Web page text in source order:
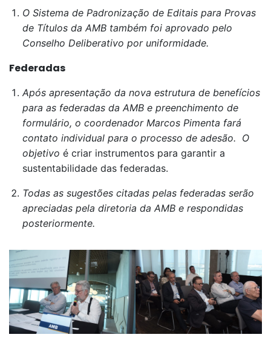
O Sistema de Padronização de Editais para Provas
de Títulos da AMB também foi aprovado pelo
Conselho Deliberativo por uniformidade.
Federadas
Após apresentação da nova estrutura de benefícios
para as federadas da AMB e preenchimento de
formulário, o coordenador Marcos Pimenta fará
contato individual para o processo de adesão. O
objetivo é criar instrumentos para garantir a
sustentabilidade das federadas.
Todas as sugestões citadas pelas federadas serão
apreciadas pela diretoria da AMB e respondidas
posteriormente.